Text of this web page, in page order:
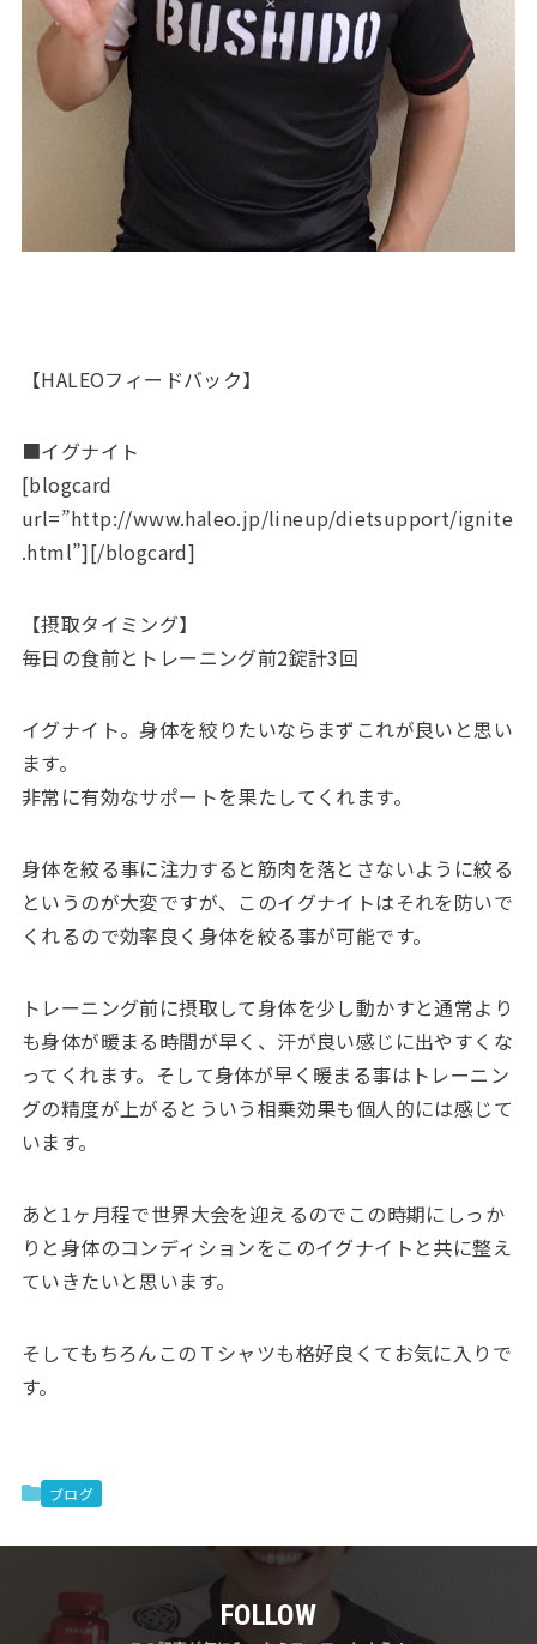
【HALEOフィードバック】
■イグナイト
[blogcard
url=”http://www.haleo.jp/lineup/dietsupport/ignite
.html”][/blogcard]
【摂取タイミング】
毎日の食前とトレーニング前2錠計3回
イグナイト。身体を絞りたいならまずこれが良いと思い
ます。
非常に有効なサポートを果たしてくれます。
身体を絞る事に注力すると筋肉を落とさないように絞る
というのが大変ですが、このイグナイトはそれを防いで
くれるので効率良く身体を絞る事が可能です。
トレーニング前に摂取して身体を少し動かすと通常より
も身体が暖まる時間が早く、汗が良い感じに出やすくな
ってくれます。そして身体が早く暖まる事はトレーニン
グの精度が上がるとういう相乗効果も個人的には感じて
います。
あと1ヶ月程で世界大会を迎えるのでこの時期にしっか
りと身体のコンディションをこのイグナイトと共に整え
ていきたいと思います。
そしてもちろんこのＴシャツも格好良くてお気に入りで
す。
ブログ
FOLLOW